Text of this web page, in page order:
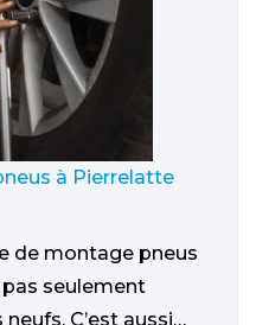
à Pierrelatte
de montage pneus
pas seulement
C’est aussi…